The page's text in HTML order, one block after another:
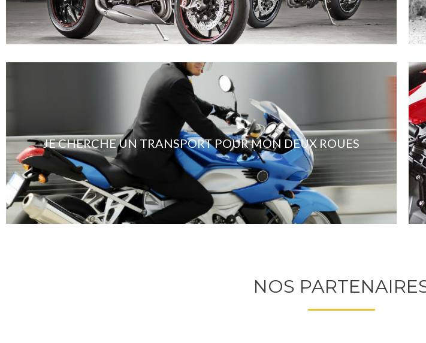
JE CHERCHE UN TRANSPORT POUR MON DEUX ROUES
NOS